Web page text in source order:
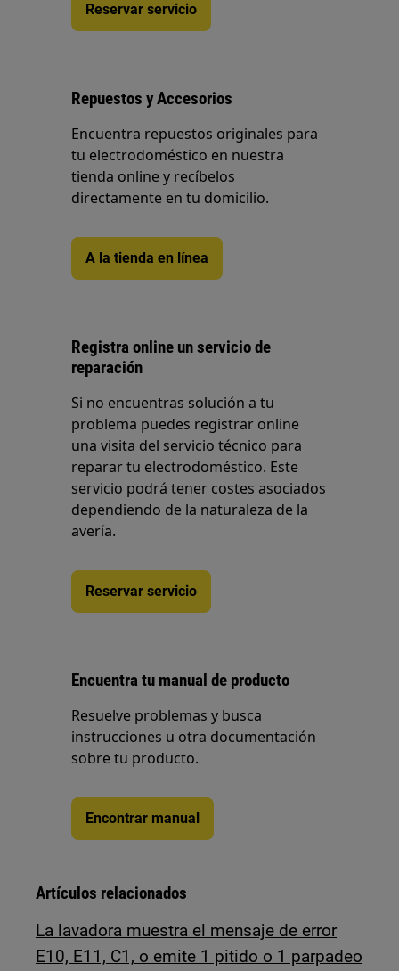
Reservar servicio
Repuestos y Accesorios
Encuentra repuestos originales para
tu electrodoméstico en nuestra
tienda online y recíbelos
directamente en tu domicilio.
A la tienda en línea
Registra online un servicio de
reparación
Si no encuentras solución a tu
problema puedes registrar online
una visita del servicio técnico para
reparar tu electrodoméstico. Este
servicio podrá tener costes asociados
dependiendo de la naturaleza de la
avería.
Reservar servicio
Encuentra tu manual de producto
Resuelve problemas y busca
instrucciones u otra documentación
sobre tu producto.
Encontrar manual
Artículos relacionados
La lavadora muestra el mensaje de error
E10, E11, C1, o emite 1 pitido o 1 parpadeo